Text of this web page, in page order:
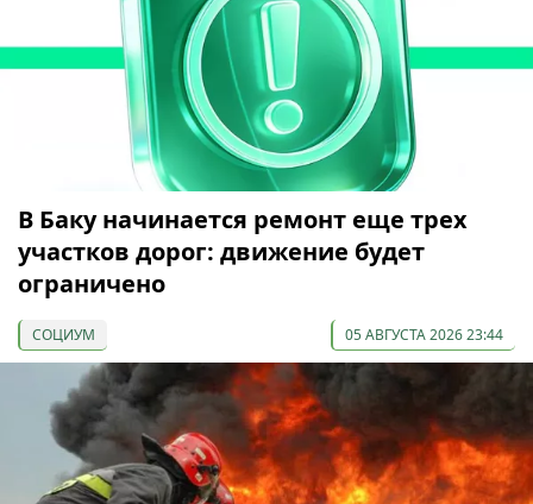
В Баку начинается ремонт еще трех
участков дорог: движение будет
ограничено
СОЦИУМ 05 АВГУСТА 2026 23:44